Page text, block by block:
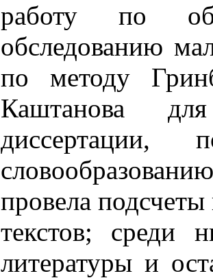
работу по
обследованию
по методу
Каштанова
диссертации,
провела
текстов; среди
литературы и